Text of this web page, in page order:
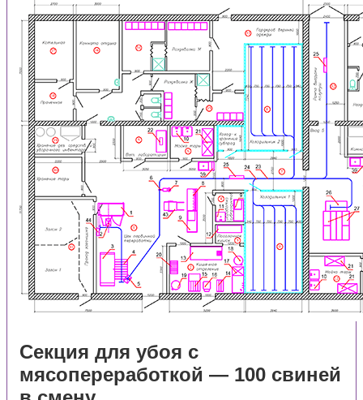
Секция для убоя с
мясопереработкой — 100 свиней